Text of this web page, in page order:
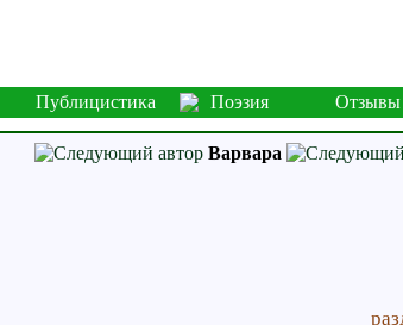
Публицистика Поэзия Отзывы
Варвара